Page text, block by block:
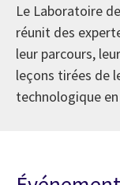
Le Laboratoire
réunit des
leur parcours,
leçons tirées de
technologique